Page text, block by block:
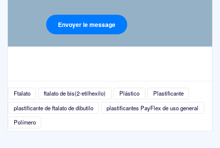
Ftalato ftalato de bis(2-etilhexilo) Plástico
Plastificante
plastificante de ftalato de dibutilo
plastificantes PayFlex de uso general
Polímero